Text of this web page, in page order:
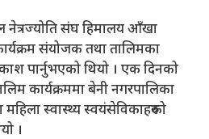
नेत्रज्योति संघ हिमालय आँखा
संयोजक तथा तालिमका
पार्नुभएको थियो । एक दिनको
कार्यक्रममा बेनी नगरपालिका
महिला स्वास्थ्य स्वयंसेविकाहरुको
।